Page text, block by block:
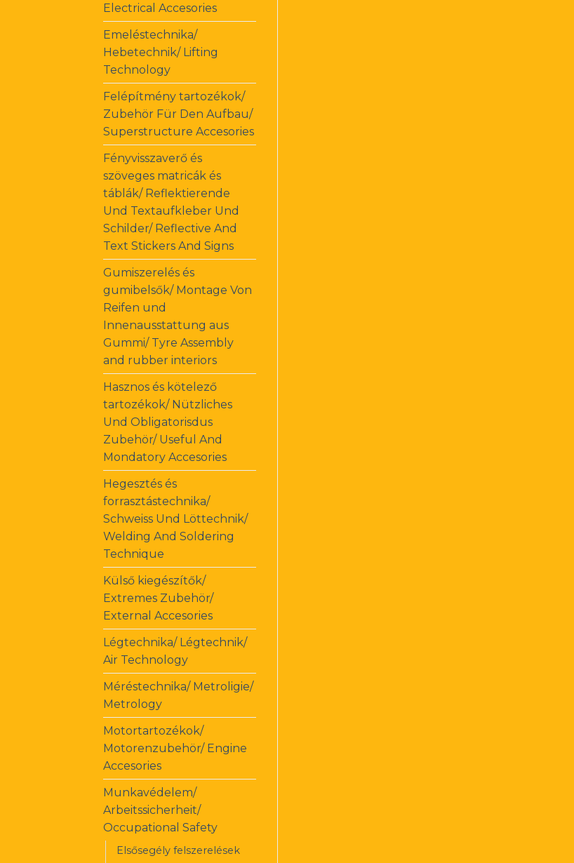
Electrical Accesories
Emeléstechnika/
Hebetechnik/ Lifting
Technology
Felépítmény tartozékok/
Zubehör Für Den Aufbau/
Superstructure Accesories
Fényvisszaverő és
szöveges matricák és
táblák/ Reflektierende
Und Textaufkleber Und
Schilder/ Reflective And
Text Stickers And Signs
Gumiszerelés és
gumibelsők/ Montage Von
Reifen und
Innenausstattung aus
Gummi/ Tyre Assembly
and rubber interiors
Hasznos és kötelező
tartozékok/ Nützliches
Und Obligatorisdus
Zubehör/ Useful And
Mondatory Accesories
Hegesztés és
forrasztástechnika/
Schweiss Und Löttechnik/
Welding And Soldering
Technique
Külső kiegészítők/
Extremes Zubehör/
External Accesories
Légtechnika/ Légtechnik/
Air Technology
Méréstechnika/ Metroligie/
Metrology
Motortartozékok/
Motorenzubehör/ Engine
Accesories
Munkavédelem/
Arbeitssicherheit/
Occupational Safety
Elsősegély felszerelések